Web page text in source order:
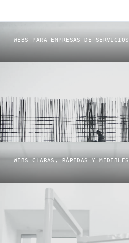
WEBS PARA EMPRESAS DE SERVICIOS
WEBS CLARAS, RÁPIDAS Y MEDIBLES